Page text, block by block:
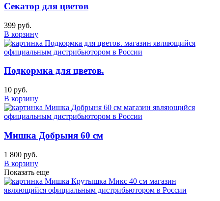
Секатор для цветов
399 руб.
В корзину
Подкормка для цветов.
10 руб.
В корзину
Мишка Добрыня 60 см
1 800 руб.
В корзину
Показать еще